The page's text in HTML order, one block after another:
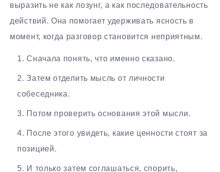
выразить не как лозунг, а как последовательность
действий. Она помогает удерживать ясность в
момент, когда разговор становится неприятным.
Сначала понять, что именно сказано.
Затем отделить мысль от личности
собеседника.
Потом проверить основания этой мысли.
После этого увидеть, какие ценности стоят за
позицией.
И только затем соглашаться, спорить,